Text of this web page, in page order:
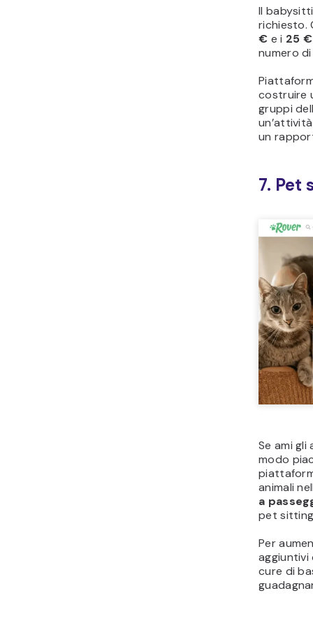
Il
richiesto.
€ e i 25 €
numero
costruire
gruppi
un
7. Pet
Se ami
modo
animali
a
pet
Per
aggiuntivi
cure di